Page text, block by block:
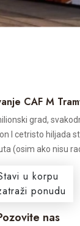
CAF M
grad,
I cetristo hiljada
(osim ako nisu
u korpu
ponudu
nas